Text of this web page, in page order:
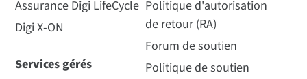
Assurance Digi LifeCycle
Digi X-ON
Services gérés
Politique d'autorisation
de retour (RA)
Forum de soutien
Politique de soutien